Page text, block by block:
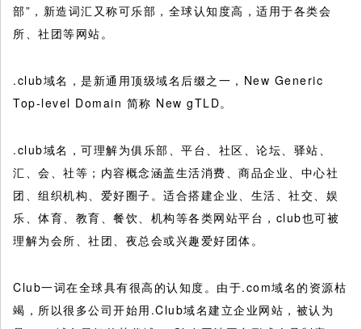
部”，新造词汇又称可乐部，全球认知度高，适用于各类会
所、社团等网站。
.club域名，是新通用顶级域名后缀之一，New Generic
Top-level Domain 简称 New gTLD。
.club域名，可理解为俱乐部、平台、社区、论坛、驿站、
汇、会、社等；内容概念涵盖生活消费、商品企业、中心社
团、组织机构、爱好圈子。适合搭建企业、生活、社交、娱
乐、体育、教育、餐饮、机构等各类网站平台，club也可被
理解为会所、社团、夜总会或兴趣爱好团体。
Club一词在全球具有很高的认知度。由于.com域名的资源枯
竭，所以很多公司开始用.Club域名建立企业网站，被认为